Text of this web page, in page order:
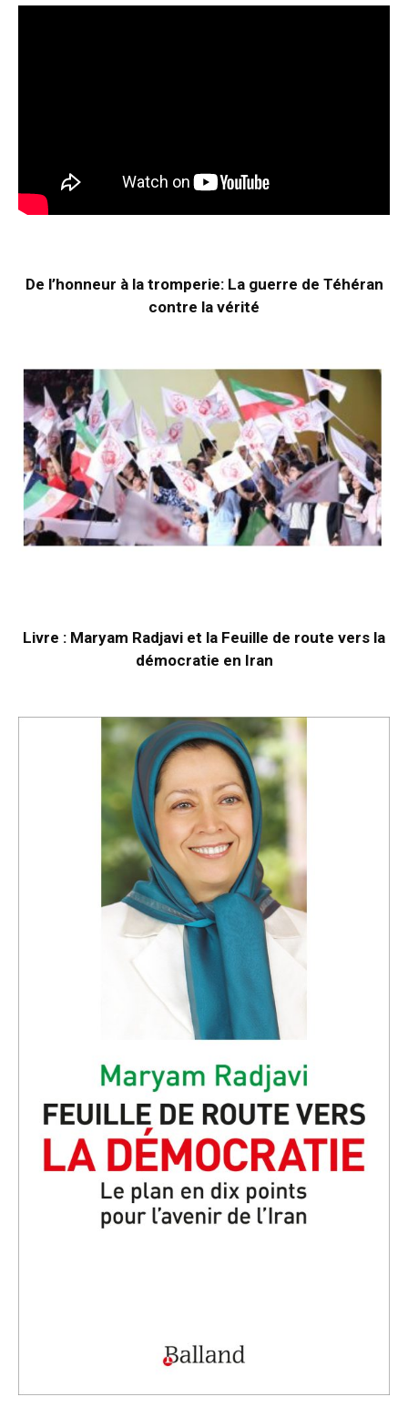
De l’honneur à la tromperie: La guerre de Téhéran
contre la vérité
Livre : Maryam Radjavi et la Feuille de route vers la
démocratie en Iran